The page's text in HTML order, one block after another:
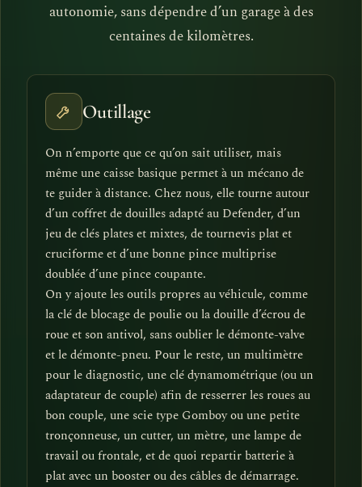
autonomie, sans dépendre d’un garage à des
centaines de kilomètres.
Outillage
On n’emporte que ce qu’on sait utiliser, mais
même une caisse basique permet à un mécano de
te guider à distance. Chez nous, elle tourne autour
d’un coffret de douilles adapté au Defender, d’un
jeu de clés plates et mixtes, de tournevis plat et
cruciforme et d’une bonne pince multiprise
doublée d’une pince coupante.
On y ajoute les outils propres au véhicule, comme
la clé de blocage de poulie ou la douille d’écrou de
roue et son antivol, sans oublier le démonte-valve
et le démonte-pneu. Pour le reste, un multimètre
pour le diagnostic, une clé dynamométrique (ou un
adaptateur de couple) afin de resserrer les roues au
bon couple, une scie type Gomboy ou une petite
tronçonneuse, un cutter, un mètre, une lampe de
travail ou frontale, et de quoi repartir batterie à
plat avec un booster ou des câbles de démarrage.